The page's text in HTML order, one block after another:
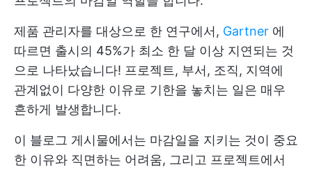
제품 관리자를 대상으로 한 연구에서, Gartner 에
따르면 출시의 45%가 최소 한 달 이상 지연되는 것
으로 나타났습니다! 프로젝트, 부서, 조직, 지역에
관계없이 다양한 이유로 기한을 놓치는 일은 매우
흔하게 발생합니다.
이 블로그 게시물에서는 마감일을 지키는 것이 중요
한 이유와 직면하는 어려움, 그리고 프로젝트에서